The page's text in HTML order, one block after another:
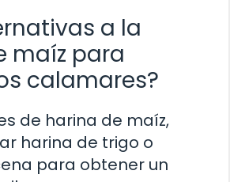
a la
maíz para
calamares?
de harina de maíz,
harina de trigo o
para obtener un